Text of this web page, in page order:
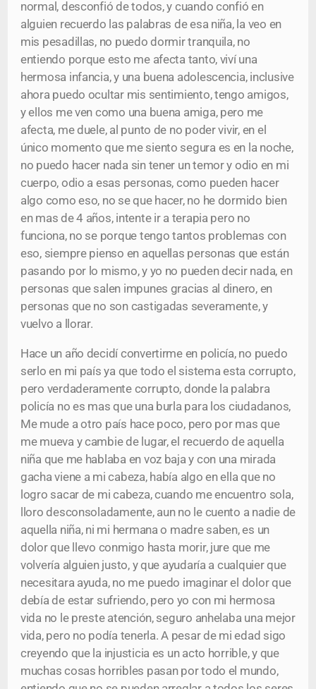
normal, desconfió de todos, y cuando confió en
alguien recuerdo las palabras de esa niña, la veo en
mis pesadillas, no puedo dormir tranquila, no
entiendo porque esto me afecta tanto, viví una
hermosa infancia, y una buena adolescencia, inclusive
ahora puedo ocultar mis sentimiento, tengo amigos,
y ellos me ven como una buena amiga, pero me
afecta, me duele, al punto de no poder vivir, en el
único momento que me siento segura es en la noche,
no puedo hacer nada sin tener un temor y odio en mi
cuerpo, odio a esas personas, como pueden hacer
algo como eso, no se que hacer, no he dormido bien
en mas de 4 años, intente ir a terapia pero no
funciona, no se porque tengo tantos problemas con
eso, siempre pienso en aquellas personas que están
pasando por lo mismo, y yo no pueden decir nada, en
personas que salen impunes gracias al dinero, en
personas que no son castigadas severamente, y
vuelvo a llorar.
Hace un año decidí convertirme en policía, no puedo
serlo en mi país ya que todo el sistema esta corrupto,
pero verdaderamente corrupto, donde la palabra
policía no es mas que una burla para los ciudadanos,
Me mude a otro país hace poco, pero por mas que
me mueva y cambie de lugar, el recuerdo de aquella
niña que me hablaba en voz baja y con una mirada
gacha viene a mi cabeza, había algo en ella que no
logro sacar de mi cabeza, cuando me encuentro sola,
lloro desconsoladamente, aun no le cuento a nadie de
aquella niña, ni mi hermana o madre saben, es un
dolor que llevo conmigo hasta morir, jure que me
volvería alguien justo, y que ayudaría a cualquier que
necesitara ayuda, no me puedo imaginar el dolor que
debía de estar sufriendo, pero yo con mi hermosa
vida no le preste atención, seguro anhelaba una mejor
vida, pero no podía tenerla. A pesar de mi edad sigo
creyendo que la injusticia es un acto horrible, y que
muchas cosas horribles pasan por todo el mundo,